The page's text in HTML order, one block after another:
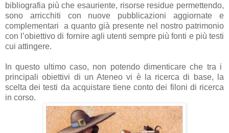
bibliografia più che esauriente, risorse residue permettendo,
sono arricchiti con nuove pubblicazioni aggiornate e
complementari a quanto già presente nel nostro patrimonio
con l’obiettivo di fornire agli utenti sempre più fonti e più testi
cui attingere.
In questo ultimo caso, non potendo dimenticare che tra i
principali obiettivi di un Ateneo vi è la ricerca di base, la
scelta dei testi da acquistare tiene conto dei filoni di ricerca
in corso.